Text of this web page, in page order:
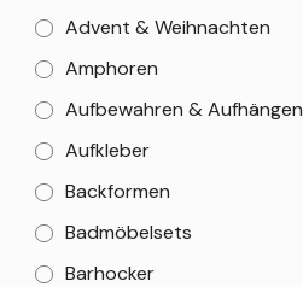
Advent & Weihnachten
Amphoren
Aufbewahren & Aufhängen
Aufkleber
Backformen
Badmöbelsets
Barhocker